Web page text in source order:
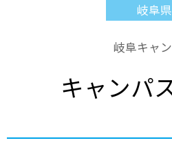
岐阜県
岐阜キャ
キャンパ